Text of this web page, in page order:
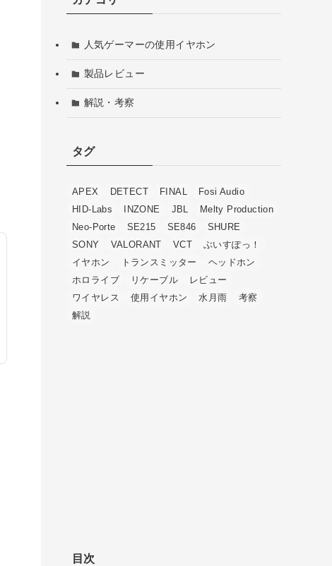
人気ゲーマーの使用イヤホン
製品レビュー
解説・考察
タグ
APEX DETECT FINAL
Fosi Audio
HID-Labs
INZONE JBL
Melty Production
Neo-Porte
SE215 SE846
SHURE
SONY
VALORANT VCT
ぶいすぽっ！
イヤホン
トランスミッター
ヘッドホン
ホロライブ
リケーブル
レビュー
ワイヤレス
使用イヤホン 水月雨
考察
解説
目次